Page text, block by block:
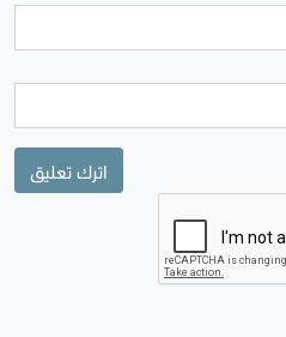
اترك تعليق